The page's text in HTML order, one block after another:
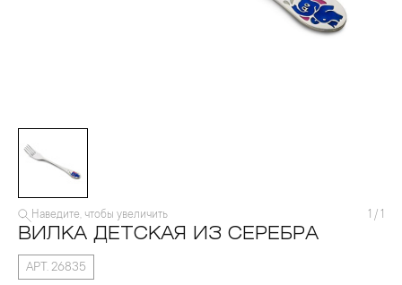
Наведите, чтобы увеличить 1 / 1
ВИЛКА ДЕТСКАЯ ИЗ СЕРЕБРА
АРТ. 26835